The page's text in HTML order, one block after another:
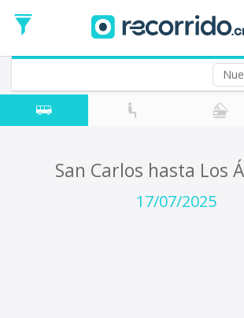
de
Ida
Vuelta (opcional)
Fecha
de
San Carlos hasta Los
17/07/2025